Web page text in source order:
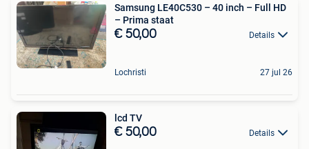
Samsung LE40C530 – 40 inch – Full HD
– Prima staat
€ 50,00 Details
Lochristi 27 jul 26
lcd TV
€ 50,00 Details